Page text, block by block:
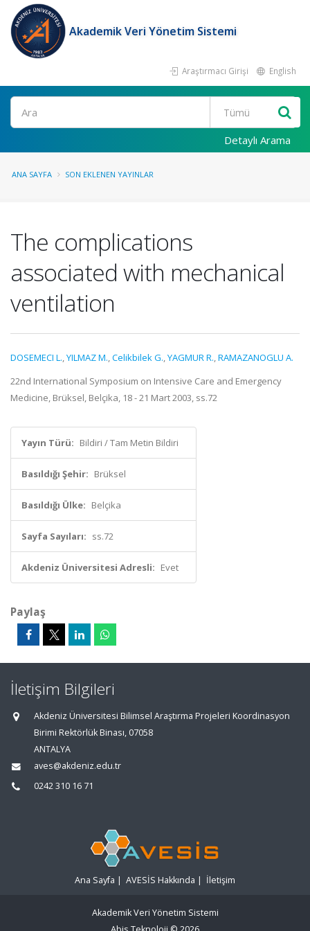
Akademik Veri Yönetim Sistemi
Araştırmacı Girişi English
Ara
Detaylı Arama
ANA SAYFA SON EKLENEN YAYINLAR
The complications
associated with mechanical
ventilation
DOSEMECI L.,YILMAZ M.,Celikbilek G.,YAGMUR R.,RAMAZANOGLU A.
22nd International Symposium on Intensive Care and Emergency
Medicine, Brüksel, Belçika, 18 - 21 Mart 2003, ss.72
Yayın Türü: Bildiri / Tam Metin Bildiri
Basıldığı Şehir: Brüksel
Basıldığı Ülke: Belçika
Sayfa Sayıları: ss.72
Akdeniz Üniversitesi Adresli: Evet
Paylaş
İletişim Bilgileri
Akdeniz Üniversitesi Bilimsel Araştırma Projeleri Koordinasyon
Birimi Rektörlük Binası, 07058
ANTALYA
aves@akdeniz.edu.tr
0242 310 16 71
Ana Sayfa | AVESİS Hakkında | İletişim
Akademik Veri Yönetim Sistemi